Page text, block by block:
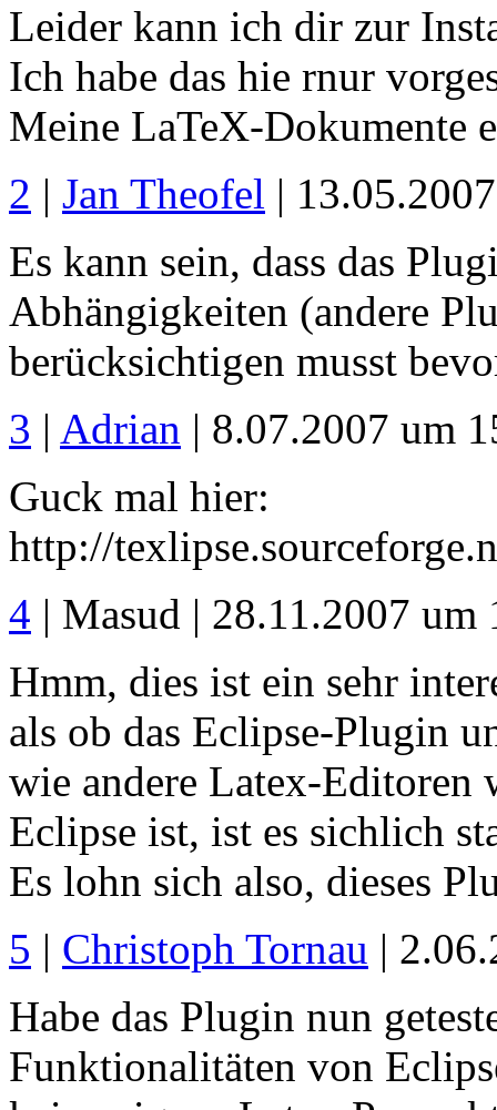
Leider kann ich dir zur
Ich habe das hie rnur
Meine LaTeX-Dokumente
2 | Jan Theofel |
Es kann sein, dass das
Abhängigkeiten (andere
berücksichtigen musst
3 | Adrian | 8.07.2007 um
Guck mal hier:
http://
4 | Masud | 28.11.2007 um
Hmm, dies ist ein sehr
als ob das Eclipse-Plugin
wie andere Latex-Editoren
Eclipse ist, ist es sichlich
Es lohn sich also, dieses
5 | Christoph Tornau |
Habe das Plugin nun
Funktionalitäten von